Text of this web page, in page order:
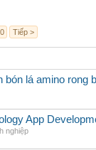
Tiếp >
bón lá amino rong
App
nghiệp